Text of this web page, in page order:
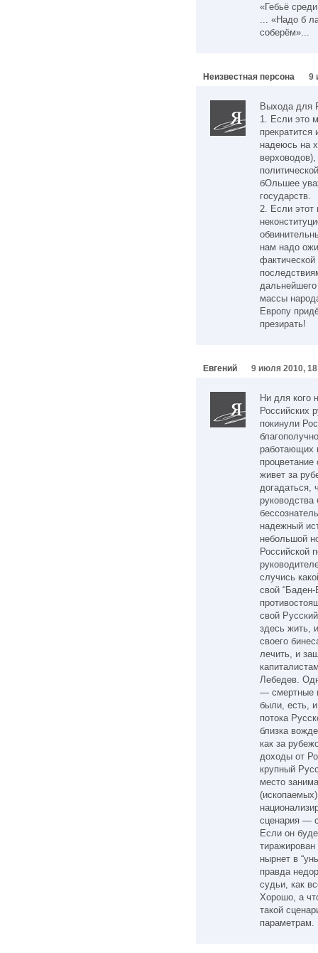
«Гебьё
... «Надо б
соберём»...
Неизвестная персона 9
Выхода для
1. Если это
надеюсь на
бОльшее
государств.
2. Если этот
нам надо
массы
Европу
презирать!
Евгений 9 июля 2010,
Ни для кого
Российских
покинули
работающих
процветание
живет за
догадаться,
руководства
надежный
небольшой
Российской
случись
свой
свой
здесь жить,
своего
лечить, и
Лебедев.
— смертные
были, есть,
потока
близка
как за
доходы от
крупный
место
сценария —
Если он
нырнет в
правда
судьи, как
Хорошо, а
такой
параметрам.